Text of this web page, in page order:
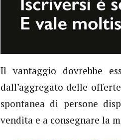
Il vantaggio dovrebbe
dall’aggregato delle
spontanea di persone
vendita e a consegnare la